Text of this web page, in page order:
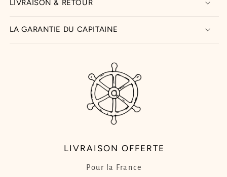
LIVRAISON & RETOUR
LA GARANTIE DU CAPITAINE
LIVRAISON OFFERTE
Pour la France